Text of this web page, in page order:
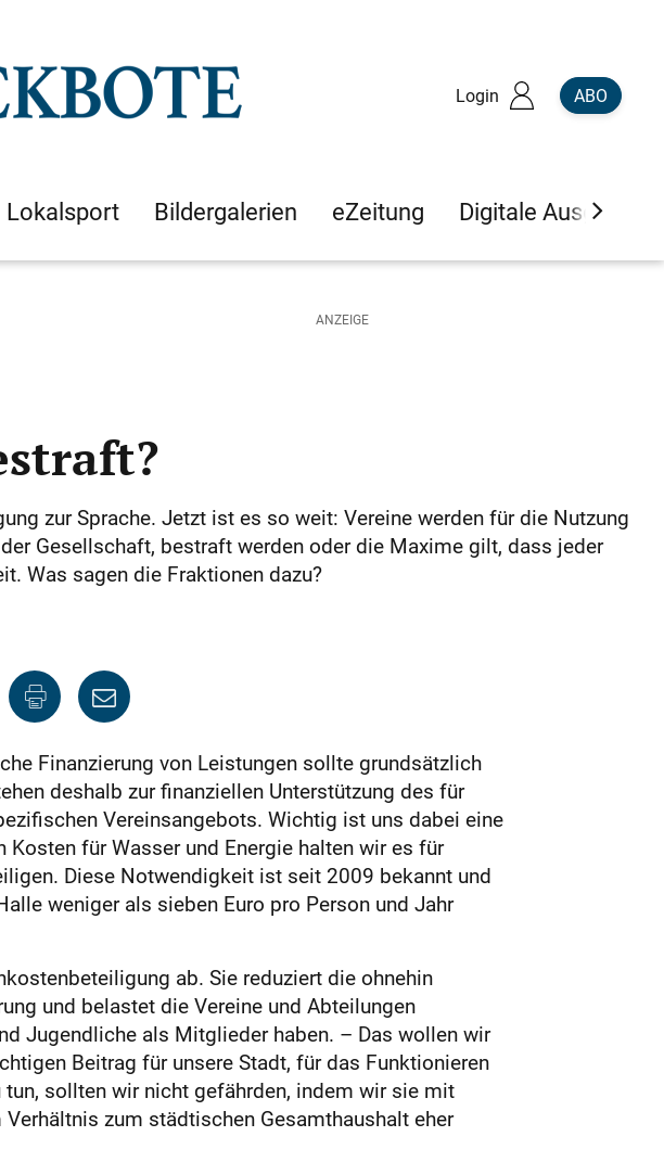
Login ABO
Lokalsport Bildergalerien eZeitung Digitale Ausgaben
zur Sprache. Jetzt ist es so weit: Vereine werden für die Nutzung
Gesellschaft, bestraft werden oder die Maxime gilt, dass jeder
Was sagen die Fraktionen dazu?
Finanzierung von Leistungen sollte grundsätzlich
deshalb zur finanziellen Unterstützung des für
Vereinsangebots. Wichtig ist uns dabei eine
für Wasser und Energie halten wir es für
Diese Notwendigkeit ist seit 2009 bekannt und
weniger als sieben Euro pro Person und Jahr
ab. Sie reduziert die ohnehin
und belastet die Vereine und Abteilungen
Jugendliche als Mitglieder haben. – Das wollen wir
Beitrag für unsere Stadt, für das Funktionieren
sollten wir nicht gefährden, indem wir sie mit
zum städtischen Gesamthaushalt eher